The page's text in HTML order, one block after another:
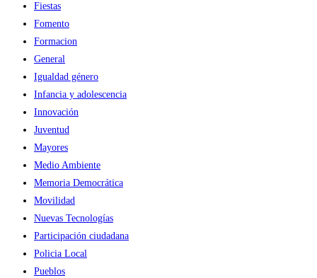
Fiestas
Fomento
Formacion
General
Igualdad género
Infancia y adolescencia
Innovación
Juventud
Mayores
Medio Ambiente
Memoria Democrática
Movilidad
Nuevas Tecnologías
Participación ciudadana
Policia Local
Pueblos